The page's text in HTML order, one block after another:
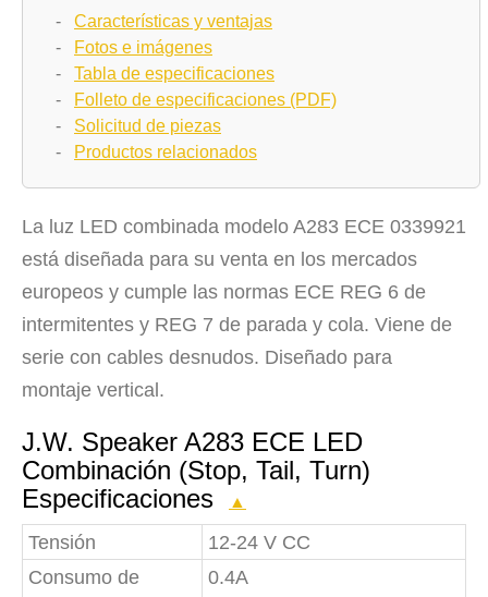
- Características y ventajas
-
Fotos e imágenes
- Tabla de especificaciones
-
Folleto de especificaciones (PDF)
- Solicitud de piezas
-
Productos relacionados
La luz LED combinada modelo A283 ECE 0339921
está diseñada para su venta en los mercados
europeos y cumple las normas ECE REG 6 de
intermitentes y REG 7 de parada y cola. Viene de
serie con cables desnudos. Diseñado para
montaje vertical.
J.W. Speaker A283 ECE LED
Combinación (Stop, Tail, Turn)
Especificaciones
▲
Tensión
12-24 V CC
Consumo de
0.4A